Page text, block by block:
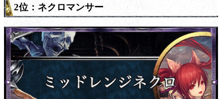
2位：ネクロマンサー